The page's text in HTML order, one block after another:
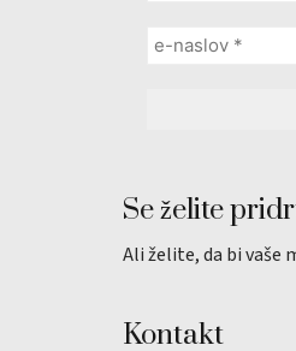
Se želite
Ali želite, da bi vaše
Kontakt